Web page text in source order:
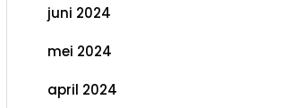
juni 2024
mei 2024
april 2024